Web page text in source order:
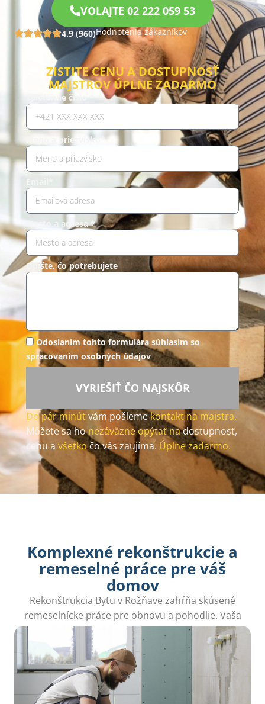
VOLAJTE 02 222 059 53
4.9 (960)Hodnotenia zákazníkov
ZISTITE CENU A DOSTUPNOSŤ
MAJSTROV ÚPLNE ZADARMO
Telefónne číslo *
Meno a priezvisko*
Mesto a adresa *
Opíšte, čo potrebujete
Odoslaním tohto formulára súhlasím so
spracovaním osobných údajov
VYRIEŠIŤ ČO NAJSKÔR
Do pár minútvám pošlemekontakt na majstra.
Môžete sa honezáväzne opýtať nadostupnosť,
cenu a všetkočo vás zaujíma. Úplne zadarmo.
Komplexné rekonštrukcie a
remeselné práce pre váš
domov
Rekonštrukcia Bytu v Rožňave zahŕňa skúsené
remeselnícke práce pre obnovu a pohodlie. Vaša
spokojnosť je našou prioritou.